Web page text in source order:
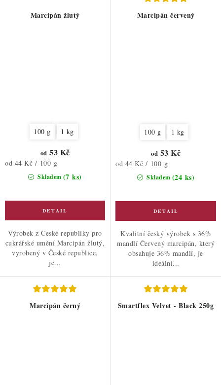
Marcipán žlutý
100 g 1 kg
Skladem (7 ks)
od 53 Kč
Měrná
od 44 Kč / 100 g
Výrobek z České republiky pro
cukrářské umění Marcipán žlutý,
vyrobený v České republice,
je...
Marcipán červený
100 g 1 kg
Skladem (24 ks)
od 53 Kč
Měrná
od 44 Kč / 100 g
Kvalitní český výrobek s 36%
mandlí Červený marcipán, který
obsahuje 36% mandlí, je
ideální...
Marcipán černý Smartflex Velvet - Black 250g